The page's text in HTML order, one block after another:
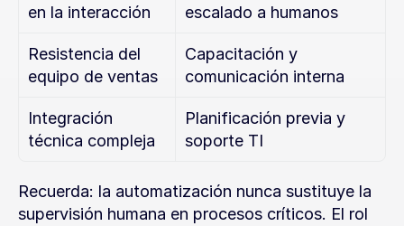
en la interacción
escalado a humanos
Resistencia del
equipo de ventas
Capacitación y
comunicación interna
Integración
técnica compleja
Planificación previa y
soporte TI
Recuerda: la automatización nunca sustituye la
supervisión humana en procesos críticos. El rol